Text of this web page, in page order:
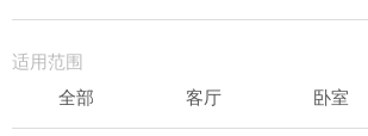
适用范围
全部
客厅 卧室